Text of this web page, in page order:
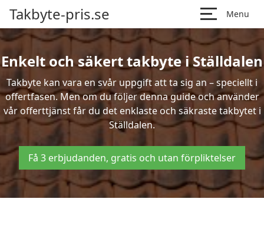
Takbyte-pris.se Menu
Enkelt och säkert takbyte i Ställdalen
Takbyte kan vara en svår uppgift att ta sig an – speciellt i
offertfasen. Men om du följer denna guide och använder
vår offerttjänst får du det enklaste och säkraste takbytet i
Ställdalen.
Få 3 erbjudanden, gratis och utan förpliktelser